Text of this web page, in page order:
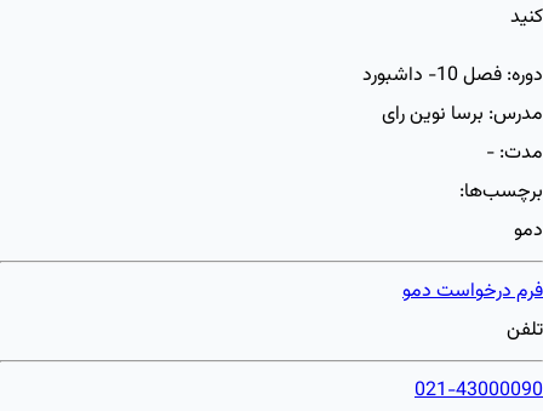
کنید
دوره: فصل 10- داشبورد
مدرس: برسا نوین رای
مدت: -
برچسب‌ها:
دمو
فرم درخواست دمو
تلفن
021-43000090